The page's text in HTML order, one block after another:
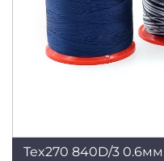
Tex270 840D/3